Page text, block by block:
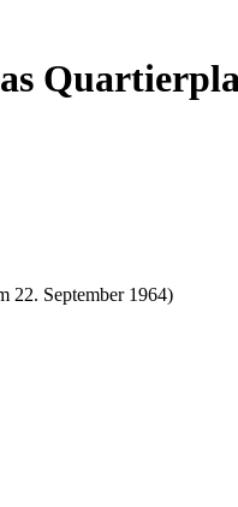
22. September 1964)